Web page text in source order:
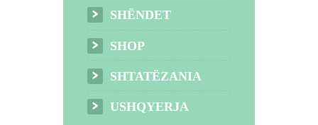
SHËNDET
SHOP
SHTATËZANIA
USHQYERJA